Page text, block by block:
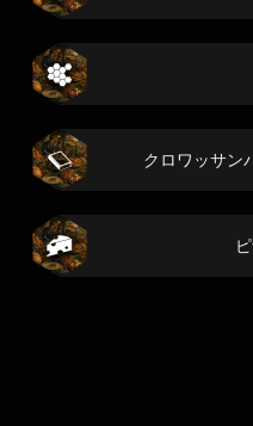
クロワッサン